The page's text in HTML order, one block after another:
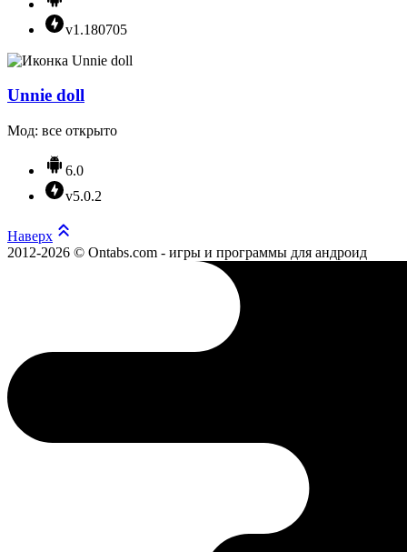
v1.180705
Unnie doll
Мод: все открыто
6.0
v5.0.2
Наверх
2012-2026 © Ontabs.com - игры и программы для андроид